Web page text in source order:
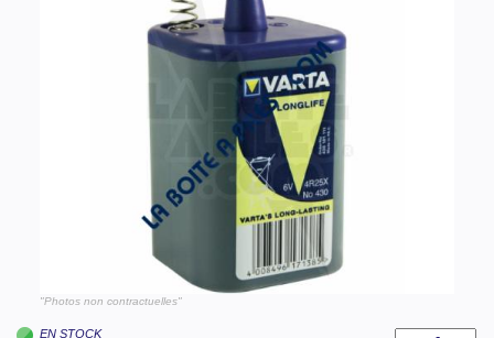
"Photos non contractuelles"
EN STOCK